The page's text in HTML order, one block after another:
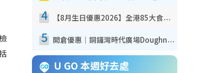
4 【8月生日優惠2026】全港85大食買玩著數攻略 自助餐/火鍋放題同行免費＋誠品/DONKI送現金券
5 開倉優惠｜銅鑼灣時代廣場Doughnut/Campo Marzio開倉低至1折！背囊、書包、手袋劈價$200起
U GO 本週好去處